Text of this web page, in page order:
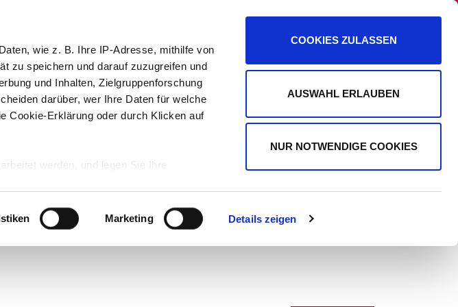
wie z. B. Ihre IP-Adresse, mithilfe von
zu speichern und darauf zuzugreifen und
und Inhalten, Zielgruppenforschung
darüber, wer Ihre Daten für welche
Cookie-Erklärung oder durch Klicken auf
werden, und legen Sie Ihre
Funktionen für soziale Medien
Außerdem geben wir
Partner für soziale Medien, Werbung
möglicherweise mit weiteren Daten
Rahmen Ihrer Nutzung der Dienste
Marketing Details zeigen
COOKIES ZULASSEN
AUSWAHL ERLAUBEN
NUR NOTWENDIGE COOKIES
PROMIPLANET EXKLUSIV
WERBUNG